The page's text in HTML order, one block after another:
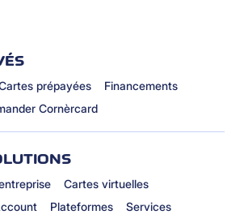
prépayées
Financements
Cornèrcard
Cartes virtuelles
Plateformes Services